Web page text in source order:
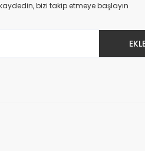
bizi takip etmeye başlayın